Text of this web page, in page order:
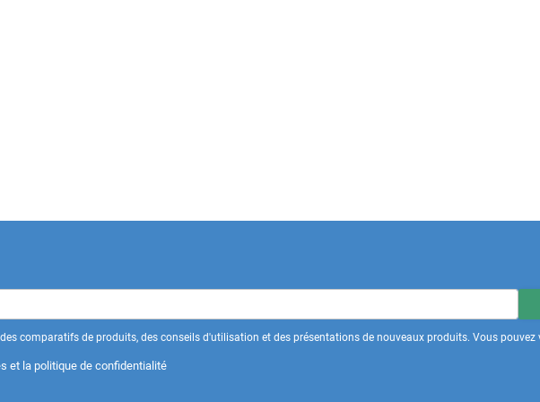
comparatifs de produits, des conseils d'utilisation et des présentations de nouveaux produits. Vous
et la politique de confidentialité